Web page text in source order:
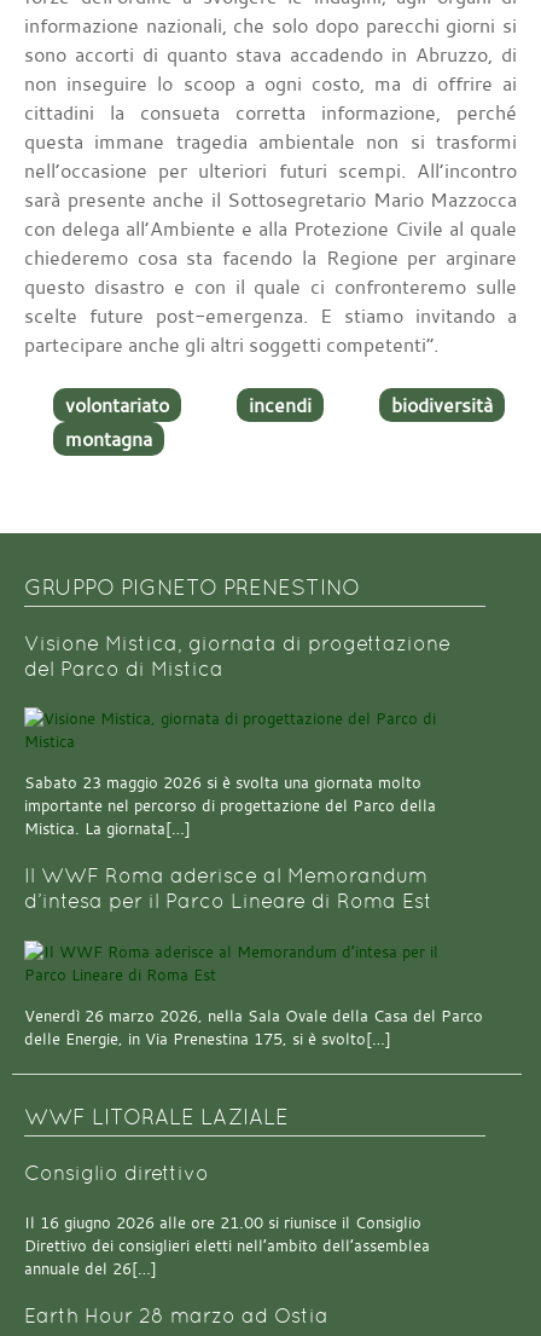
informazione nazionali, che solo dopo parecchi giorni si
sono accorti di quanto stava accadendo in Abruzzo, di
non inseguire lo scoop a ogni costo, ma di offrire ai
cittadini la consueta corretta informazione, perché
questa immane tragedia ambientale non si trasformi
nell’occasione per ulteriori futuri scempi. All’incontro
sarà presente anche il Sottosegretario Mario Mazzocca
con delega all’Ambiente e alla Protezione Civile al quale
chiederemo cosa sta facendo la Regione per arginare
questo disastro e con il quale ci confronteremo sulle
scelte future post-emergenza. E stiamo invitando a
partecipare anche gli altri soggetti competenti”.
volontariato incendi
biodiversità
montagna
GRUPPO PIGNETO PRENESTINO
Visione Mistica, giornata di progettazione
del Parco di Mistica
Sabato 23 maggio 2026 si è svolta una giornata molto
importante nel percorso di progettazione del Parco della
Mistica. La giornata[…]
Il WWF Roma aderisce al Memorandum
d’intesa per il Parco Lineare di Roma Est
Venerdì 26 marzo 2026, nella Sala Ovale della Casa del Parco
delle Energie, in Via Prenestina 175, si è svolto[…]
WWF LITORALE LAZIALE
Consiglio direttivo
Il 16 giugno 2026 alle ore 21.00 si riunisce il Consiglio
Direttivo dei consiglieri eletti nell’ambito dell’assemblea
annuale del 26[…]
Earth Hour 28 marzo ad Ostia